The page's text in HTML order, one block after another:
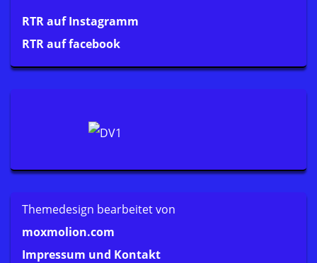
RTR auf Instagramm
RTR auf facebook
Themedesign bearbeitet von
moxmolion.com
Impressum und Kontakt